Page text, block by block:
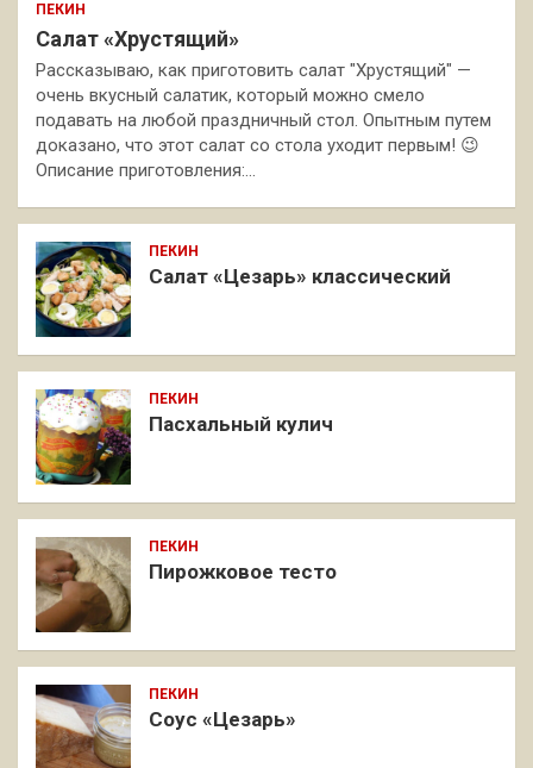
ПЕКИН
Салат «Хрустящий»
Рассказываю, как приготовить салат "Хрустящий" —
очень вкусный салатик, который можно смело
подавать на любой праздничный стол. Опытным путем
доказано, что этот салат со стола уходит первым! 😉
Описание приготовления:…
ПЕКИН
Салат «Цезарь» классический
ПЕКИН
Пасхальный кулич
ПЕКИН
Пирожковое тесто
ПЕКИН
Соус «Цезарь»